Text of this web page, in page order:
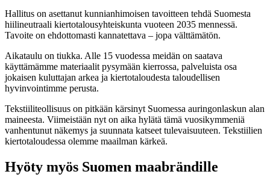
Hallitus on asettanut kunnianhimoisen tavoitteen tehdä Suomesta
hiilineutraali kiertotalousyhteiskunta vuoteen 2035 mennessä.
Tavoite on ehdottomasti kannatettava – jopa välttämätön.
Aikataulu on tiukka. Alle 15 vuodessa meidän on saatava
käyttämämme materiaalit pysymään kierrossa, palveluista osa
jokaisen kuluttajan arkea ja kiertotaloudesta taloudellisen
hyvinvointimme perusta.
Tekstiiliteollisuus on pitkään kärsinyt Suomessa auringonlaskun alan
maineesta. Viimeistään nyt on aika hylätä tämä vuosikymmeniä
vanhentunut näkemys ja suunnata katseet tulevaisuuteen. Tekstiilien
kiertotaloudessa olemme maailman kärkeä.
Hyöty myös Suomen maabrändille